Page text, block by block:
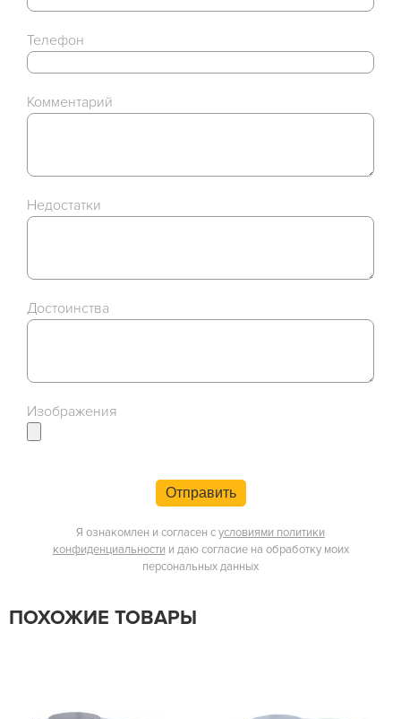
Телефон
Комментарий
Недостатки
Достоинства
Изображения
Отправить
Я ознакомлен и согласен сусловиями политики
конфиденциальности и даю согласие на обработку моих
персональных данных
ПОХОЖИЕ ТОВАРЫ